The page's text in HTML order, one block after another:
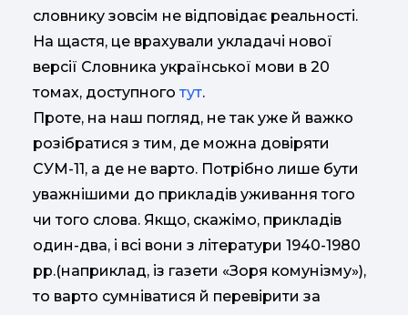
словнику зовсім не відповідає реальності.
На щастя, це врахували укладачі нової
версії Словника української мови в 20
томах, доступного тут.
Проте, на наш погляд, не так уже й важко
розібратися з тим, де можна довіряти
СУМ-11, а де не варто. Потрібно лише бути
уважнішими до прикладів уживання того
чи того слова. Якщо, скажімо, прикладів
один-два, і всі вони з літератури 1940-1980
рр.(наприклад, із газети «Зоря комунізму»),
то варто сумніватися й перевірити за